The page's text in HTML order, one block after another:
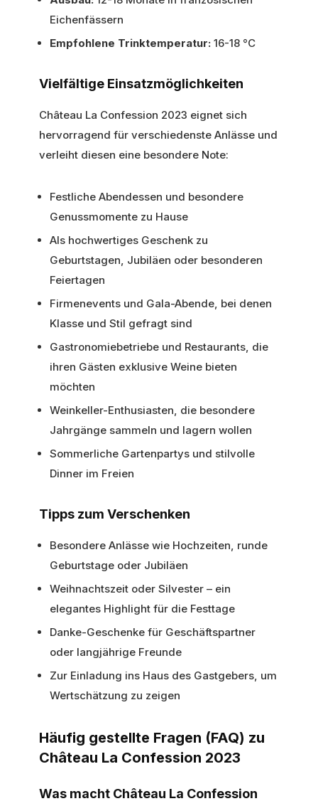
Eichenfässern
Empfohlene Trinktemperatur: 16-18 °C
Vielfältige Einsatzmöglichkeiten
Château La Confession 2023 eignet sich
hervorragend für verschiedenste Anlässe und
verleiht diesen eine besondere Note:
Festliche Abendessen und besondere
Genussmomente zu Hause
Als hochwertiges Geschenk zu
Geburtstagen, Jubiläen oder besonderen
Feiertagen
Firmenevents und Gala-Abende, bei denen
Klasse und Stil gefragt sind
Gastronomiebetriebe und Restaurants, die
ihren Gästen exklusive Weine bieten
möchten
Weinkeller-Enthusiasten, die besondere
Jahrgänge sammeln und lagern wollen
Sommerliche Gartenpartys und stilvolle
Dinner im Freien
Tipps zum Verschenken
Besondere Anlässe wie Hochzeiten, runde
Geburtstage oder Jubiläen
Weihnachtszeit oder Silvester – ein
elegantes Highlight für die Festtage
Danke-Geschenke für Geschäftspartner
oder langjährige Freunde
Zur Einladung ins Haus des Gastgebers, um
Wertschätzung zu zeigen
Häufig gestellte Fragen (FAQ) zu
Château La Confession 2023
Was macht Château La Confession